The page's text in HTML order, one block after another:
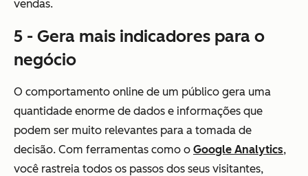
vendas.
5 - Gera mais indicadores para o
negócio
O comportamento online de um público gera uma
quantidade enorme de dados e informações que
podem ser muito relevantes para a tomada de
decisão. Com ferramentas como o Google Analytics,
você rastreia todos os passos dos seus visitantes,